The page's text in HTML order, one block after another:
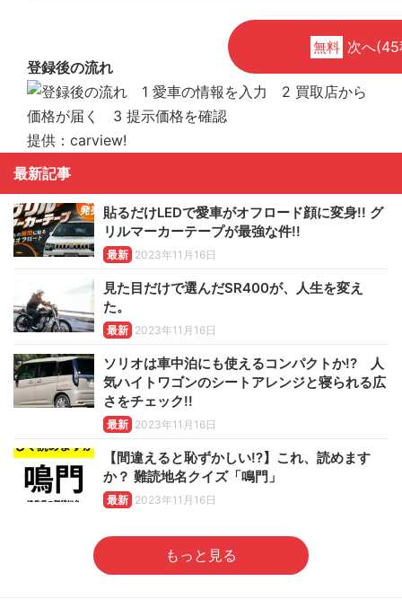
無料 次へ
登録後の流れ
提供：carview!
最新記事
貼るだけLEDで愛車がオフロード顔に変身!! グ
リルマーカーテープが最強な件!!
最新 2023年11月16日
見た目だけで選んだSR400が、人生を変え
た。
最新 2023年11月16日
ソリオは車中泊にも使えるコンパクトか!? 人
気ハイトワゴンのシートアレンジと寝られる広
さをチェック!!
最新 2023年11月16日
【間違えると恥ずかしい!?】これ、読めます
か？ 難読地名クイズ「鳴門」
最新 2023年11月16日
もっと見る